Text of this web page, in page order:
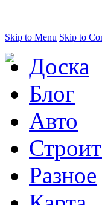
Skip to Menu Skip to
Доска
Блог
Авто
Разное